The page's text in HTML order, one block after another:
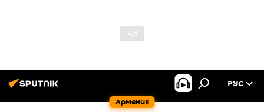
Армения
РУС